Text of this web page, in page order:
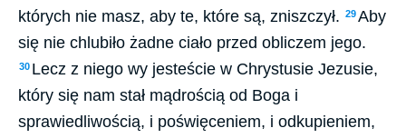
których nie masz, aby te, które są, zniszczył. 29Aby
się nie chlubiło żadne ciało przed obliczem jego.
30 Lecz z niego wy jesteście w Chrystusie Jezusie,
który się nam stał mądrością od Boga i
sprawiedliwością, i poświęceniem, i odkupieniem,